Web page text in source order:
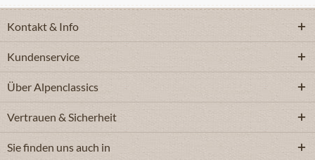
Kontakt & Info
Kundenservice
Über Alpenclassics
Vertrauen & Sicherheit
Sie finden uns auch in